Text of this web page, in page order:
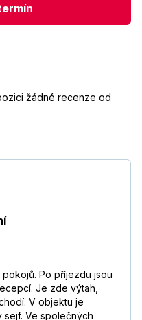
žádné recenze od
Po příjezdu jsou
Je zde výtah,
V objektu je
Ve společných